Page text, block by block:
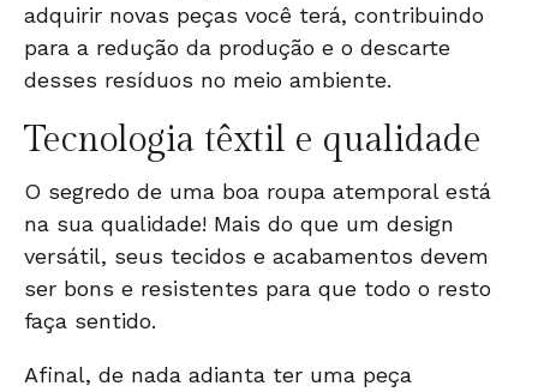
adquirir novas peças você terá, contribuindo
para a redução da produção e o descarte
desses resíduos no meio ambiente.
Tecnologia têxtil e qualidade
O segredo de uma boa roupa atemporal está
na sua qualidade! Mais do que um design
versátil, seus tecidos e acabamentos devem
ser bons e resistentes para que todo o resto
faça sentido.
Afinal, de nada adianta ter uma peça